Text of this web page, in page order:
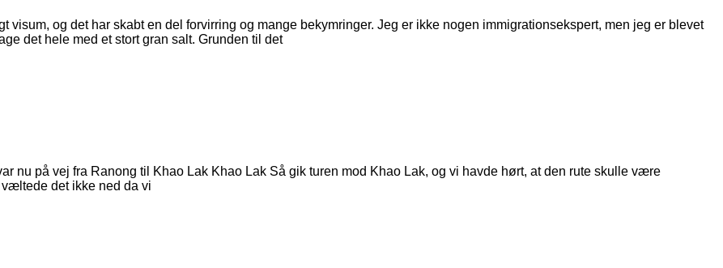
visum, og det har skabt en del forvirring og mange bekymringer. Jeg er ikke nogen immigrationsekspert, men jeg er blevet
det hele med et stort gran salt. Grunden til det
nu på vej fra Ranong til Khao Lak Khao Lak Så gik turen mod Khao Lak, og vi havde hørt, at den rute skulle være
det ikke ned da vi